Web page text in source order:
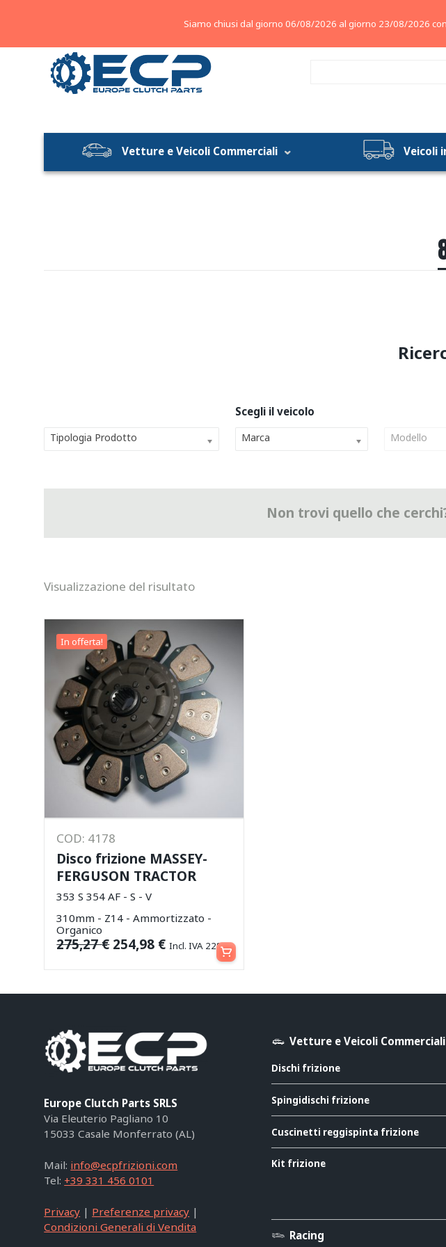
Vetture e Veicoli Commerciali Veicoli
Tipologia Prodotto Marca Modello
Non trovi quello che
Visualizzazione del risultato
In offerta!
COD: 4178
Disco frizione MASSEY-
FERGUSON TRACTOR
353 S 354 AF - S - V
310mm - Z14 - Ammortizzato -
Organico
275,27€ 254,98 € Incl. IVA 22%Aggiungi al carrello
Europe Clutch Parts SRLS
Via Eleuterio Pagliano 10
15033 Casale Monferrato (AL)
Mail: info@ecpfrizioni.com
Tel: +39 331 456 0101
Privacy | Preferenze privacy |
Condizioni Generali di Vendita
Vetture e Veicoli Commerciali
Dischi frizione
Spingidischi frizione
Cuscinetti reggispinta frizione
Kit frizione
Racing
Siamo chiusi dal giorno 06/08/2026 al giorno 23/08/2026